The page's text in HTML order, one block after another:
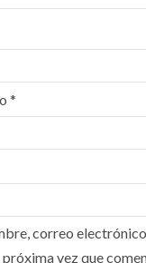
*
correo
vez que